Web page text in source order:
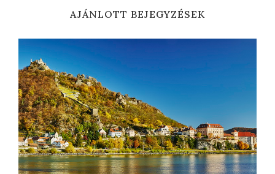
AJÁNLOTT BEJEGYZÉSEK